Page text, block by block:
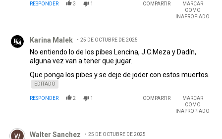
RESPONDER 3 1 COMPARTIR
MARCAR
COMO
INAPROPIADO
Karina Malek 25 DE OCTUBRE DE 2025
No entiendo lo de los pibes Lencina, J.C.Meza y Dadín,
alguna vez van a tener que jugar.
Que ponga los pibes y se deje de joder con estos muertos.
EDITADO
RESPONDER 2 1 COMPARTIR
MARCAR
COMO
INAPROPIADO
Comentario de Walter Sanchez.
Walter Sanchez 25 DE OCTUBRE DE 2025